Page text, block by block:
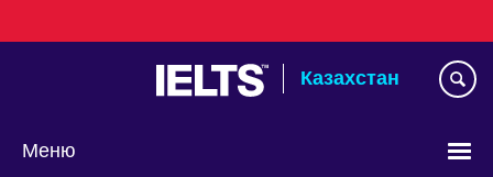
to
Казахстан
Меню